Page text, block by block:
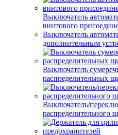
Выключатель
винтового
Выключатель
дополнительным
Выключатель
распределительных
Выключатель/
распределительного